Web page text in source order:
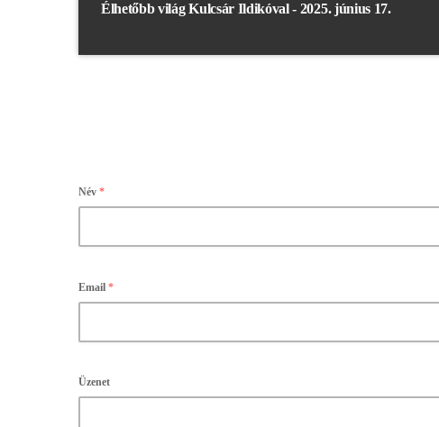
Élhetőbb világ Kulcsár Ildikóval - 2025. június 17.
Név *
Email *
Üzenet